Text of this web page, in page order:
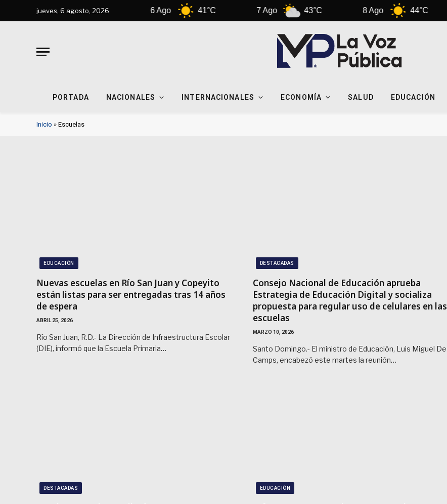
jueves, 6 agosto, 2026
Tempe 6 Ago 41°C 7 Ago 43°C 8 Ago 44°C
PORTADA NACIONALES INTERNACIONALES ECONOMÍA SALUD EDUCACIÓN
Inicio » Escuelas
EDUCACIÓN
Nuevas escuelas en Río San Juan y Copeyito
están listas para ser entregadas tras 14 años
de espera
ABRIL 25, 2026
Río San Juan, R.D.- La Dirección de Infraestructura Escolar
(DIE), informó que la Escuela Primaria…
DESTACADAS
Consejo Nacional de Educación aprueba
Estrategia de Educación Digital y socializa
propuesta para regular uso de celulares en las
escuelas
MARZO 10, 2026
Santo Domingo.- El ministro de Educación, Luis Miguel De
Camps, encabezó este martes la reunión…
DESTACADAS EDUCACIÓN